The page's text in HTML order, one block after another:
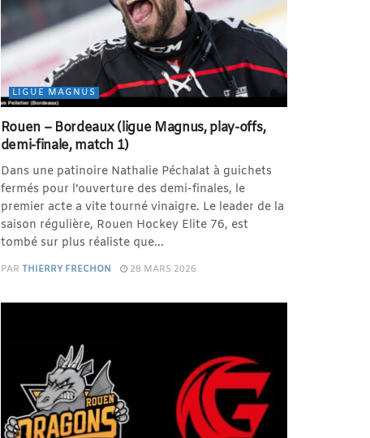
LIGUE MAGNUS
Rouen – Bordeaux (ligue Magnus, play-offs,
demi-finale, match 1)
Dans une patinoire Nathalie Péchalat à guichets
fermés pour l’ouverture des demi-finales, le
premier acte a vite tourné vinaigre. Le leader de la
saison régulière, Rouen Hockey Elite 76, est
tombé sur plus réaliste que...
PAR THIERRY FRECHON 28 MARS 2026